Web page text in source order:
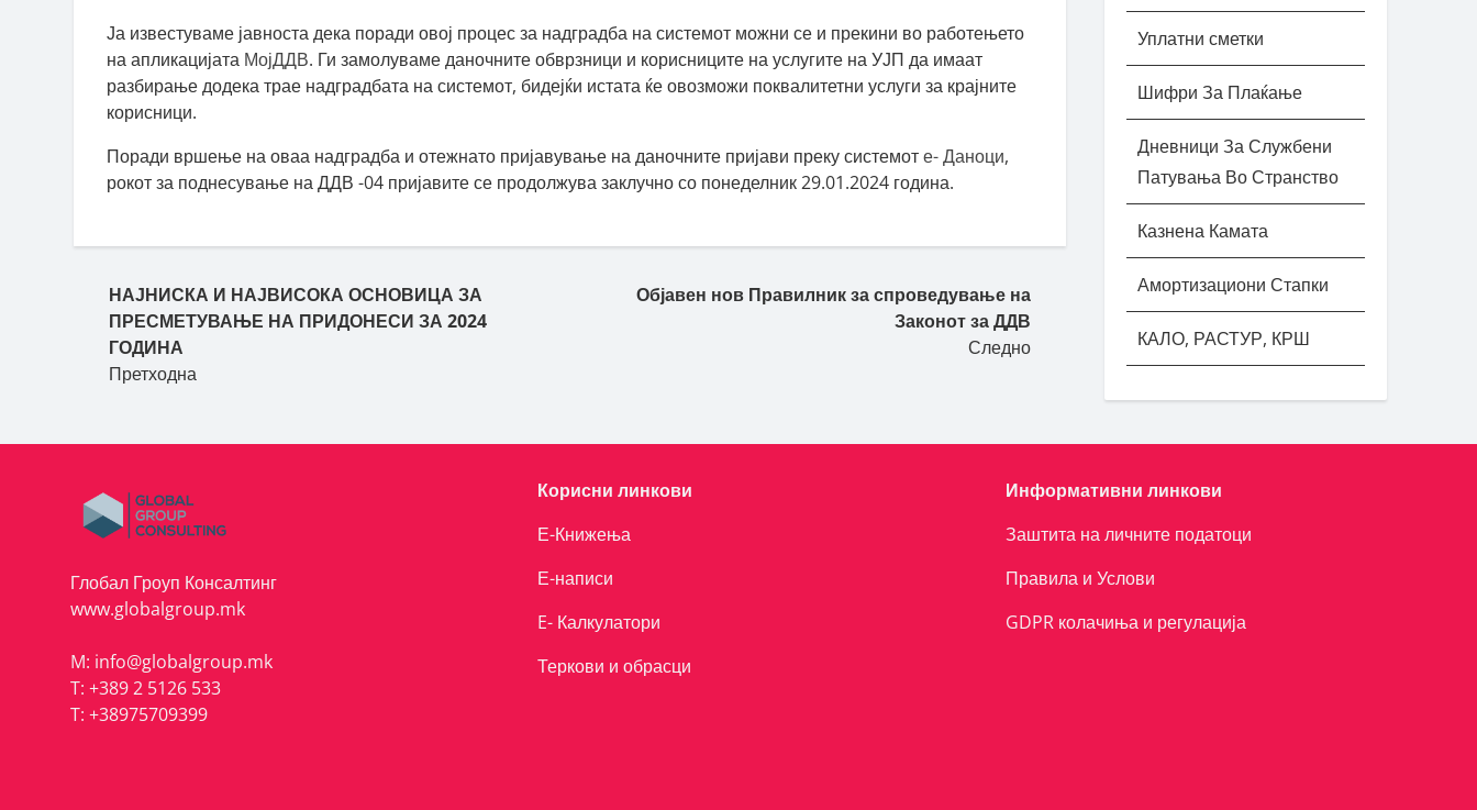
Ја известуваме јавноста дека поради овој процес за надградба на системот можни се и прекини во работењето
на апликацијата МојДДВ. Ги замолуваме даночните обврзници и корисниците на услугите на УЈП да имаат
разбирање додека трае надградбата на системот, бидејќи истата ќе овозможи поквалитетни услуги за крајните
корисници.
Поради вршење на оваа надградба и отежнато пријавување на даночните пријави преку системоте- Даноци,
рокот за поднесување на ДДВ -04 пријавите се продолжува заклучно со понеделник 29.01.2024 година.
НАЈНИСКА И НАЈВИСОКА ОСНОВИЦА ЗА
ПРЕСМЕТУВАЊЕ НА ПРИДОНЕСИ ЗА 2024
ГОДИНА
Претходна
Објавен нов Правилник за спроведување на
Законот за ДДВ
Следно
Уплатни сметки
Шифри За Плаќање
Дневници За Службени
Патувања Во Странство
Казнена Камата
Амортизациони Стапки
КАЛО, РАСТУР, КРШ
Глобал Гроуп Консалтинг
www.globalgroup.mk
M: info@globalgroup.mk
T: +389 2 5126 533
T: +38975709399
Корисни линкови
Е-Книжења
Е-написи
E- Калкулатори
Теркови и обрасци
Информативни линкови
Заштита на личните податоци
Правила и Услови
GDPR колачиња и регулација